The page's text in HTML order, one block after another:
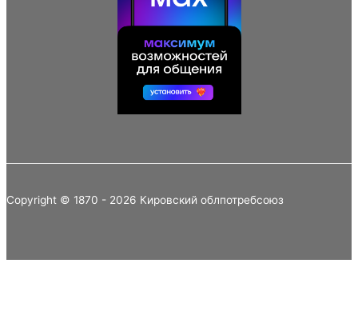
Copyright © 1870 - 2026 Кировский облпотребсоюз